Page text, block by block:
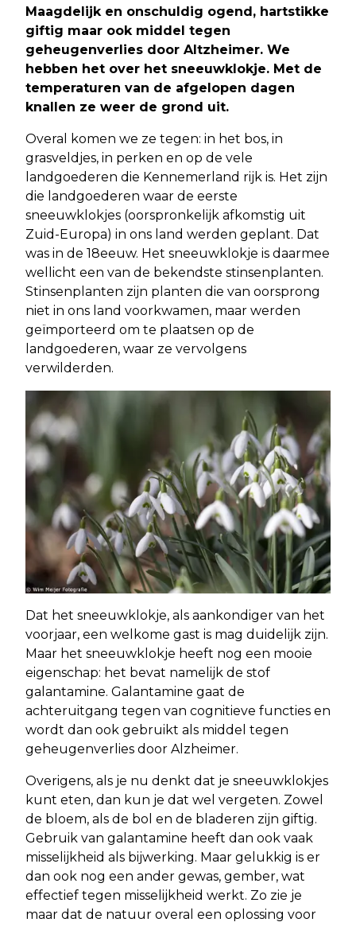
Maagdelijk en onschuldig ogend, hartstikke
giftig maar ook middel tegen
geheugenverlies door Altzheimer. We
hebben het over het sneeuwklokje. Met de
temperaturen van de afgelopen dagen
knallen ze weer de grond uit.
Overal komen we ze tegen: in het bos, in
grasveldjes, in perken en op de vele
landgoederen die Kennemerland rijk is. Het zijn
die landgoederen waar de eerste
sneeuwklokjes (oorspronkelijk afkomstig uit
Zuid-Europa) in ons land werden geplant. Dat
was in de 18eeuw. Het sneeuwklokje is daarmee
wellicht een van de bekendste stinsenplanten.
Stinsenplanten zijn planten die van oorsprong
niet in ons land voorkwamen, maar werden
geïmporteerd om te plaatsen op de
landgoederen, waar ze vervolgens
verwilderden.
Dat het sneeuwklokje, als aankondiger van het
voorjaar, een welkome gast is mag duidelijk zijn.
Maar het sneeuwklokje heeft nog een mooie
eigenschap: het bevat namelijk de stof
galantamine. Galantamine gaat de
achteruitgang tegen van cognitieve functies en
wordt dan ook gebruikt als middel tegen
geheugenverlies door Alzheimer.
Overigens, als je nu denkt dat je sneeuwklokjes
kunt eten, dan kun je dat wel vergeten. Zowel
de bloem, als de bol en de bladeren zijn giftig.
Gebruik van galantamine heeft dan ook vaak
misselijkheid als bijwerking. Maar gelukkig is er
dan ook nog een ander gewas, gember, wat
effectief tegen misselijkheid werkt. Zo zie je
maar dat de natuur overal een oplossing voor